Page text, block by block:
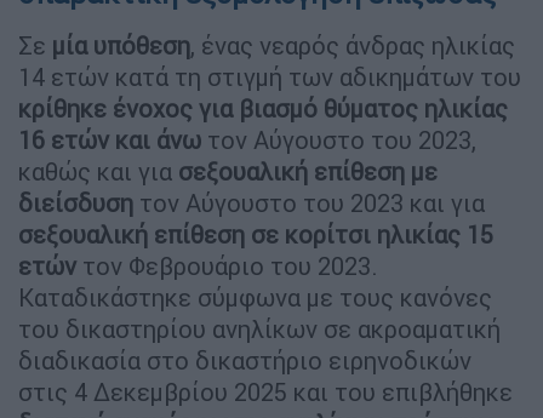
Σε μία υπόθεση, ένας νεαρός άνδρας ηλικίας
14 ετών κατά τη στιγμή των αδικημάτων του
κρίθηκε ένοχος για βιασμό θύματος ηλικίας
16 ετών και άνω τον Αύγουστο του 2023,
καθώς και για σεξουαλική επίθεση με
διείσδυση τον Αύγουστο του 2023 και για
σεξουαλική επίθεση σε κορίτσι ηλικίας 15
ετών τον Φεβρουάριο του 2023.
Καταδικάστηκε σύμφωνα με τους κανόνες
του δικαστηρίου ανηλίκων σε ακροαματική
διαδικασία στο δικαστήριο ειρηνοδικών
στις 4 Δεκεμβρίου 2025 και του επιβλήθηκε